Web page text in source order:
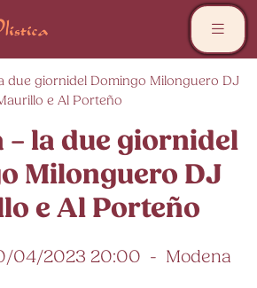
due giornidel Domingo Milonguero DJ
e Al Porteño
– la due giornidel
Milonguero DJ
e Al Porteño
04/2023 20:00 - Modena